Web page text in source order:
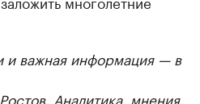
и важная информация — в
. Аналитика, мнения,